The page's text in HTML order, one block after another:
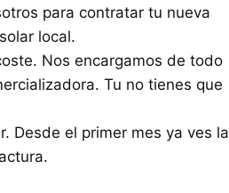
para contratar tu nueva
local.
Nos encargamos de todo
Tu no tienes que
Desde el primer mes ya ves la